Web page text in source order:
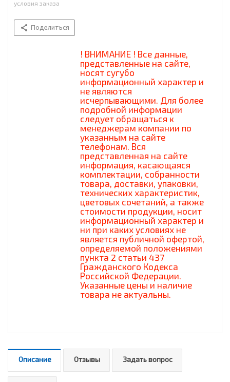
условия заказа
Поделиться
! ВНИМАНИЕ ! Все данные,
представленные на сайте,
носят сугубо
информационный характер и
не являются
исчерпывающими. Для более
подробной информации
следует обращаться к
менеджерам компании по
указанным на сайте
телефонам. Вся
представленная на сайте
информация, касающаяся
комплектации, собранности
товара, доставки, упаковки,
технических характеристик,
цветовых сочетаний, а также
стоимости продукции, носит
информационный характер и
ни при каких условиях не
является публичной офертой,
определяемой положениями
пункта 2 статьи 437
Гражданского Кодекса
Российской Федерации.
Указанные цены и наличие
товара не актуальны.
Описание Отзывы Задать вопрос